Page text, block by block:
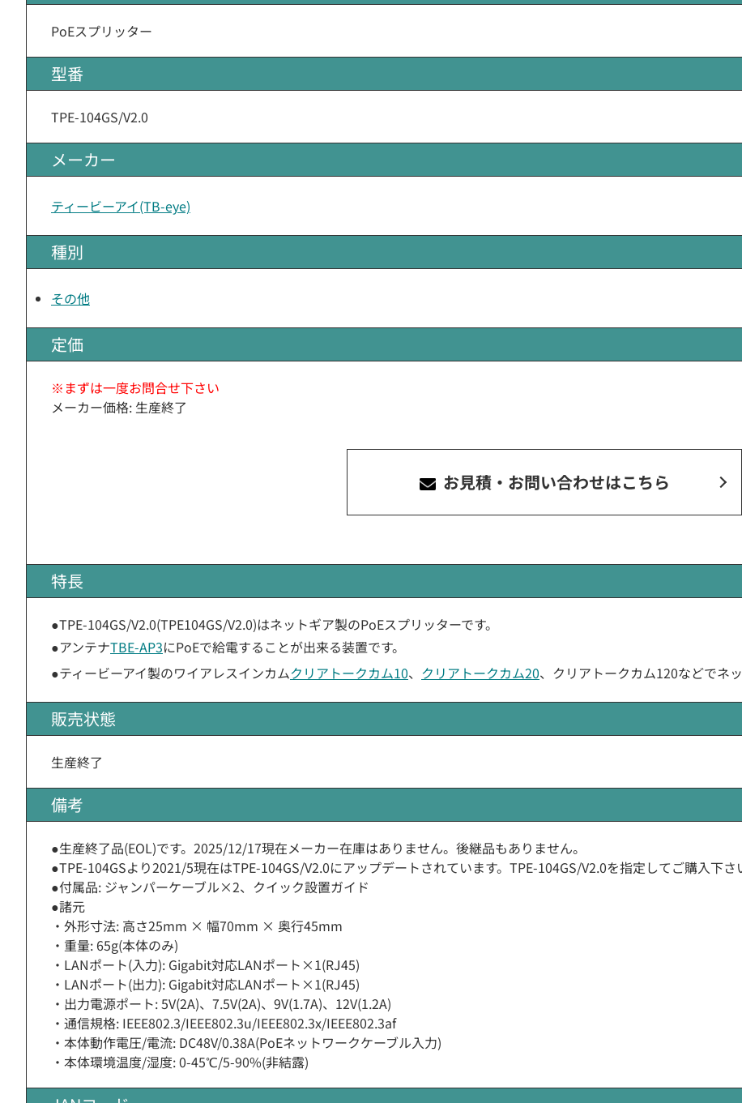
PoEスプリッター
型番
TPE-104GS/V2.0
メーカー
ティービーアイ(TB-eye)
種別
その他
定価
※まずは一度お問合せ下さい
メーカー価格: 生産終了
お見積・お問い合わせはこちら
特長
●TPE-104GS/V2.0(TPE104GS/V2.0)はネットギア製のPoEスプリッターです。
●アンテナTBE-AP3にPoEで給電することが出来る装置です。
●ティービーアイ製のワイアレスインカムクリアトークカム10、 クリアトークカム20、クリアトークカム120などでネ
販売状態
生産終了
備考
●生産終了品(EOL)です。2025/12/17現在メーカー在庫はありません。後継品もありません。
●TPE-104GSより2021/5現在はTPE-104GS/V2.0にアップデートされています。TPE-104GS/V2.0を指定してご購入下さ
●付属品: ジャンパーケーブル×2、クイック設置ガイド
●諸元
・外形寸法: 高さ25mm × 幅70mm × 奥行45mm
・重量: 65g(本体のみ)
・LANポート(入力): Gigabit対応LANポート×1(RJ45)
・LANポート(出力): Gigabit対応LANポート×1(RJ45)
・出力電源ポート: 5V(2A)、7.5V(2A)、9V(1.7A)、12V(1.2A)
・通信規格: IEEE802.3/IEEE802.3u/IEEE802.3x/IEEE802.3af
・本体動作電圧/電流: DC48V/0.38A(PoEネットワークケーブル入力)
・本体環境温度/湿度: 0-45℃/5-90%(非結露)